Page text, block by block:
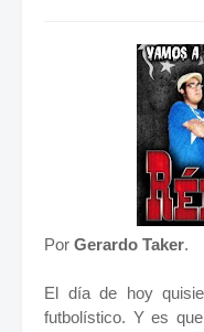
Por Gerardo Taker.
El día de hoy
futbolístico. Y es